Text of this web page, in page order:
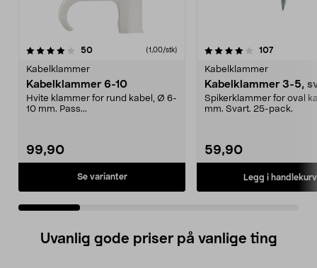
50anmeldelser (1,00/stk)
Kabelklammer
Kabelklammer 6-10
Hvite klammer for rund kabel, Ø 6-
10 mm. Pass...
99,90
Se varianter
4.0 av 5 stjerner 107
Kabelklammer
Kabelklammer 3-5,
Spikerklammer for oval
mm. Svart. 25-pack.
59,90
Legg i handlekurv
4.5 av 5 stjerner
Uvanlig gode priser på vanlige ting